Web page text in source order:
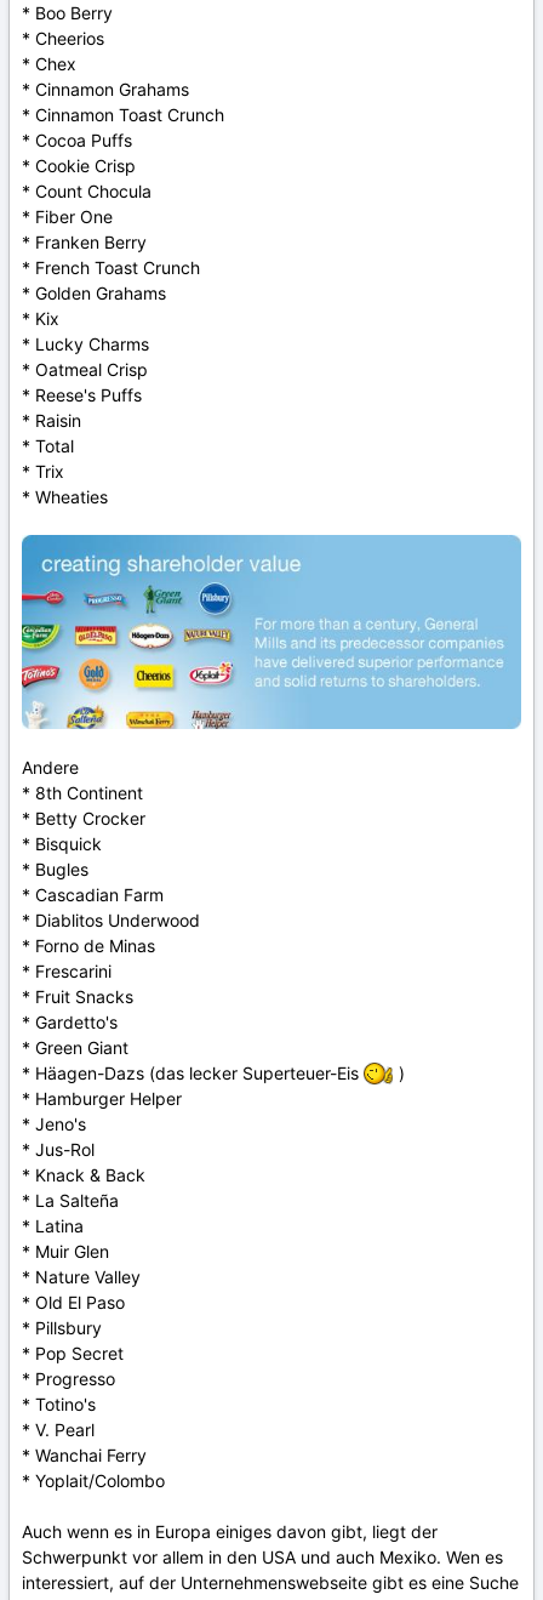
* Boo Berry
* Cheerios
* Chex
* Cinnamon Grahams
* Cinnamon Toast Crunch
* Cocoa Puffs
* Cookie Crisp
* Count Chocula
* Fiber One
* Franken Berry
* French Toast Crunch
* Golden Grahams
* Kix
* Lucky Charms
* Oatmeal Crisp
* Reese's Puffs
* Raisin
* Total
* Trix
* Wheaties
Andere
* 8th Continent
* Betty Crocker
* Bisquick
* Bugles
* Cascadian Farm
* Diablitos Underwood
* Forno de Minas
* Frescarini
* Fruit Snacks
* Gardetto's
* Green Giant
* Häagen-Dazs (das lecker Superteuer-Eis
)
* Hamburger Helper
* Jeno's
* Jus-Rol
* Knack & Back
* La Salteña
* Latina
* Muir Glen
* Nature Valley
* Old El Paso
* Pillsbury
* Pop Secret
* Progresso
* Totino's
* V. Pearl
* Wanchai Ferry
* Yoplait/Colombo
Auch wenn es in Europa einiges davon gibt, liegt der
Schwerpunkt vor allem in den USA und auch Mexiko. Wen es
interessiert, auf der Unternehmenswebseite gibt es eine Suche